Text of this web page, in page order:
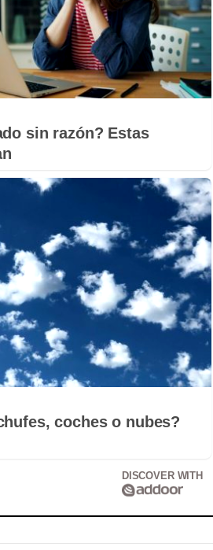
sin razón? Estas
coches o nubes?
DISCOVER WITH